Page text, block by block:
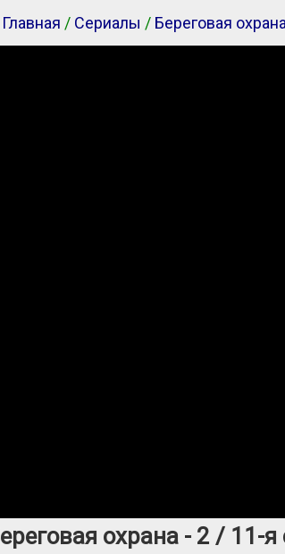
Главная / Сериалы / Береговая
охрана - 2 / 11-